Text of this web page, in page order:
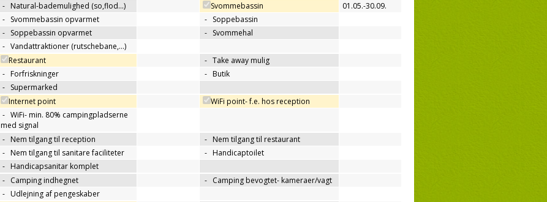
- Natural-bademulighed (so,flod...) Svommebassin
01.05.-30.09.
- Svommebassin opvarmet - Soppebassin
- Soppebassin opvarmet - Svommehal
- Vandattraktioner (rutschebane,…)
Restaurant - Take away mulig
- Forfriskninger - Butik
- Supermarked
Internet point
WiFi point- f.e. hos reception
- WiFi- min. 80% campingpladserne
med signal
- Nem tilgang til reception - Nem tilgang til restaurant
- Nem tilgang til sanitare faciliteter - Handicaptoilet
- Handicapsanitar komplet
- Camping indhegnet - Camping bevogtet- kameraer/vagt
- Udlejning af pengeskaber